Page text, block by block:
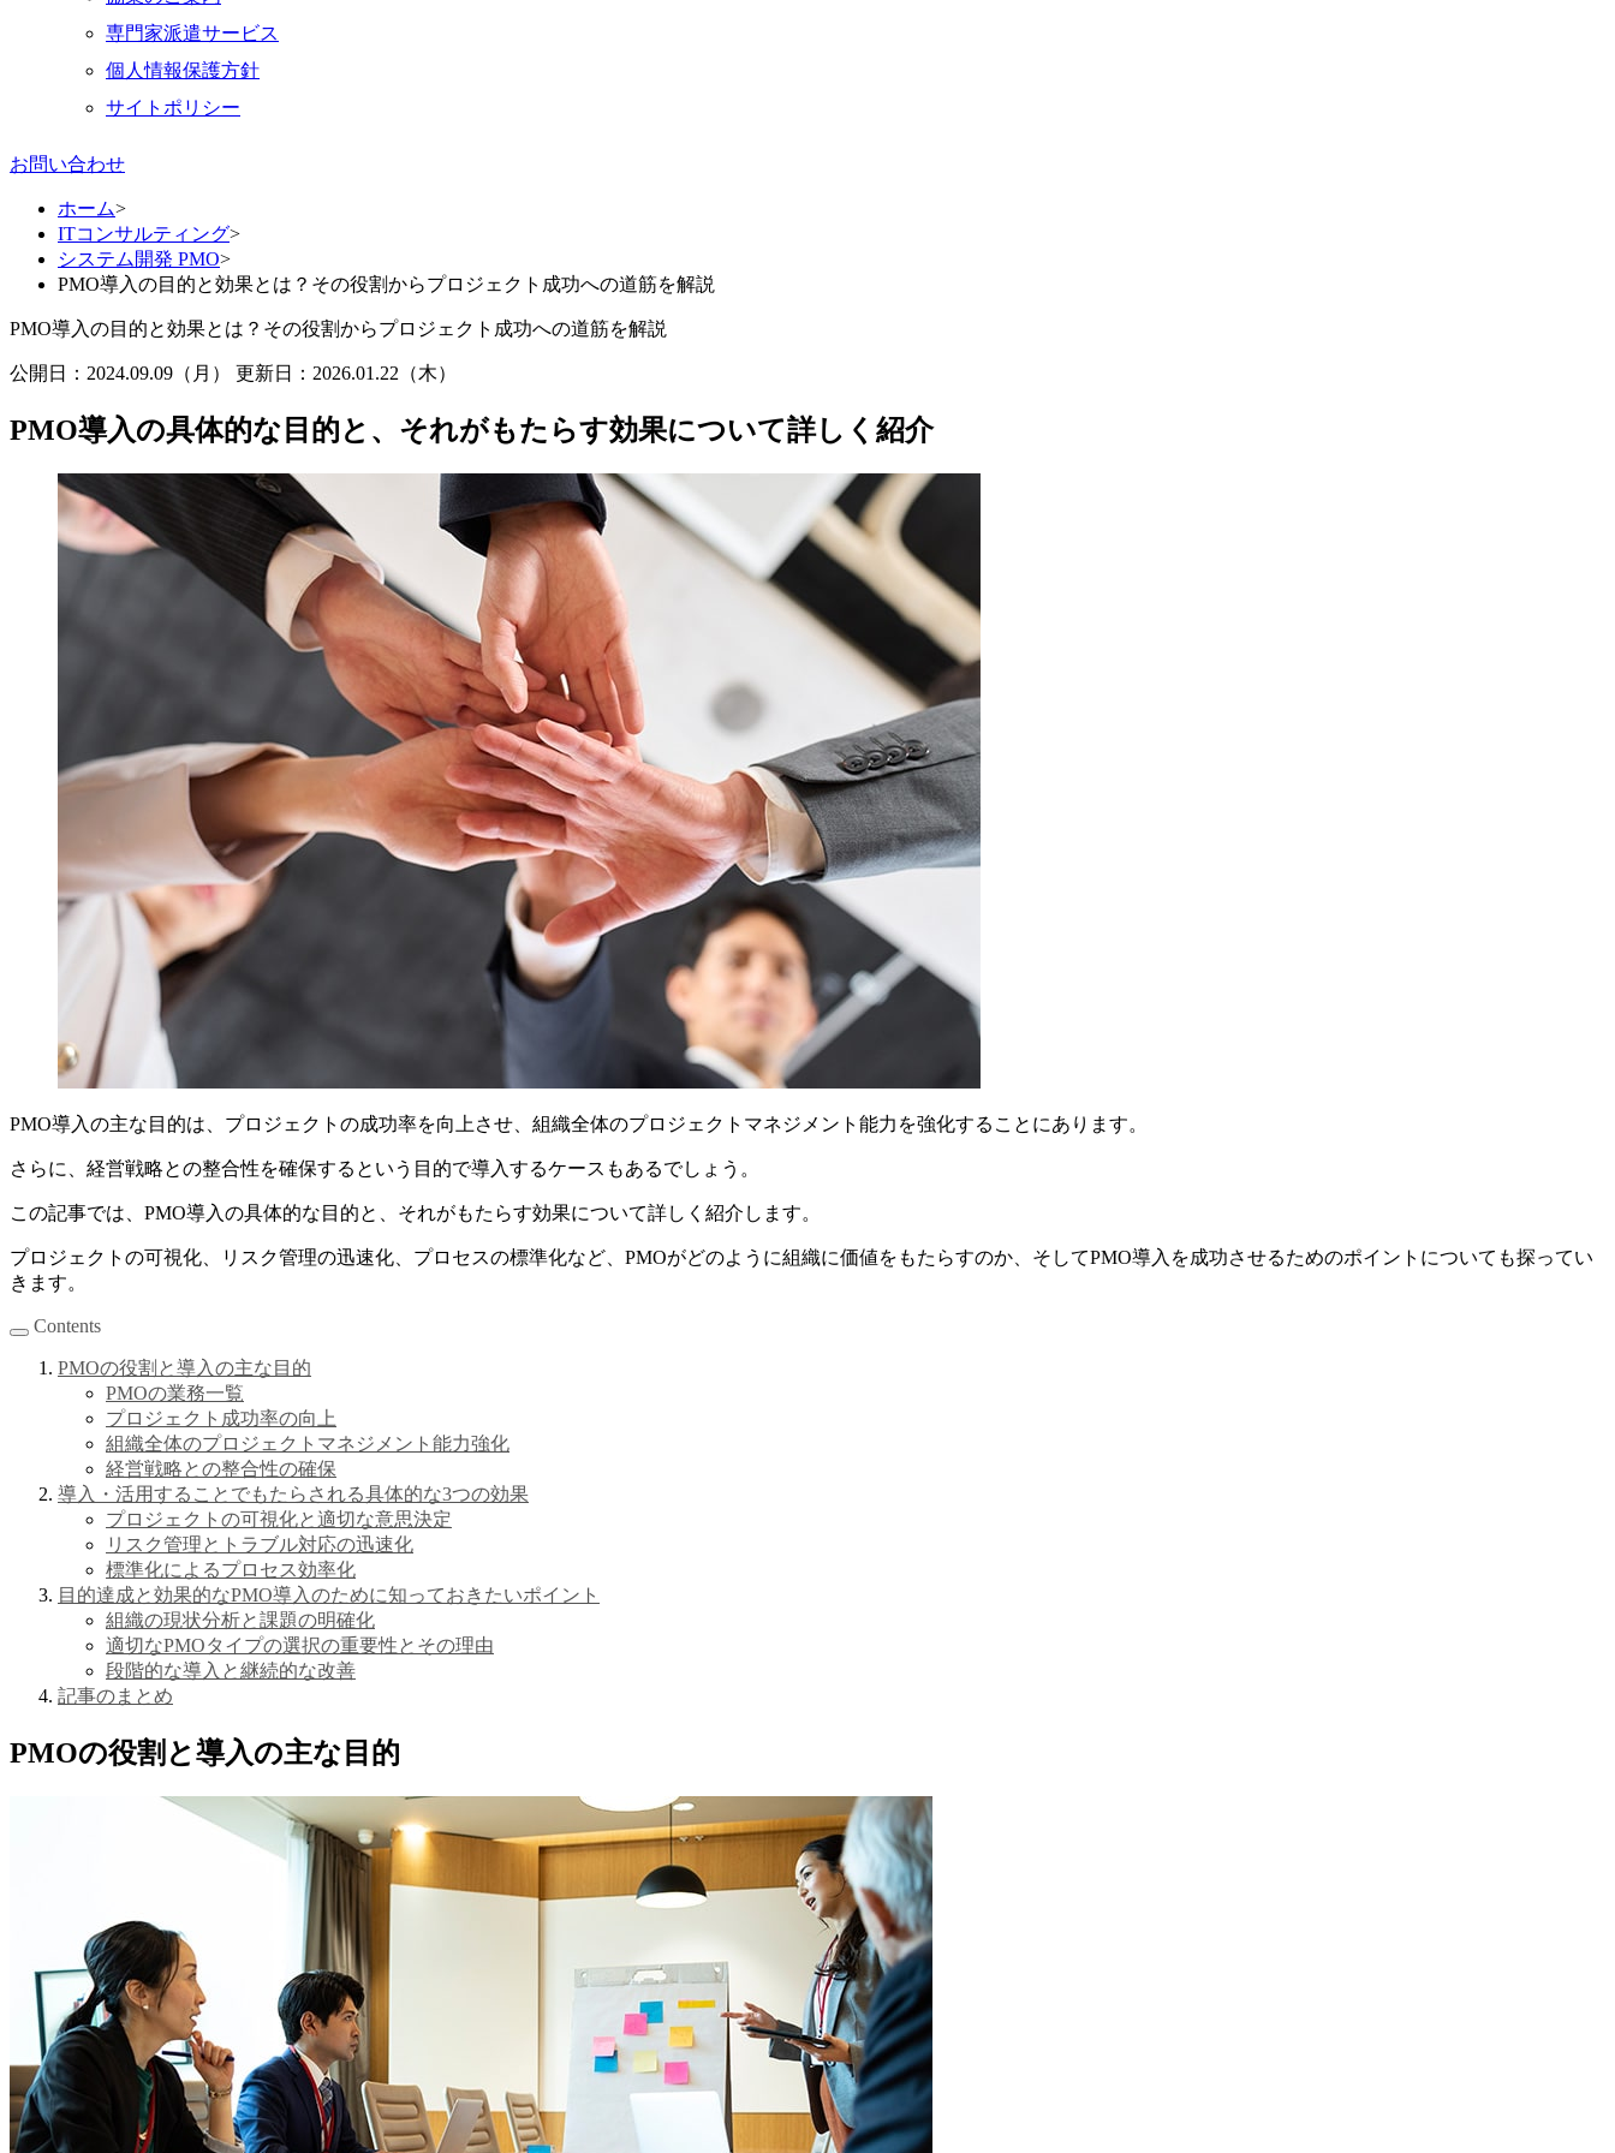
専門家派遣サービス
個人情報保護方針
サイトポリシー
お問い合わせ
ホーム>
ITコンサルティング>
システム開発 PMO>
PMO導入の目的と効果とは？その役割からプロジェクト成功への道筋を解説
PMO導入の目的と効果とは？その役割からプロジェクト成功への道筋を解説
公開日：2024.09.09（月） 更新日： 2026.01.22（木）
PMO導入の具体的な目的と、それがもたらす効果について詳しく紹介
PMO導入の主な目的は、プロジェクトの成功率を向上させ、組織全体のプロジェクトマネジメント能力を強化することにあります。
さらに、経営戦略との整合性を確保するという目的で導入するケースもあるでしょう。
この記事では、PMO導入の具体的な目的と、それがもたらす効果について詳しく紹介します。
プロジェクトの可視化、リスク管理の迅速化、プロセスの標準化など、PMOがどのように組織に価値をもたらすのか、そしてPMO導入を成功させるためのポイントについても探ってい
きます。
Contents
PMOの役割と導入の主な目的
PMOの業務一覧
プロジェクト成功率の向上
組織全体のプロジェクトマネジメント能力強化
経営戦略との整合性の確保
導入・活用することでもたらされる具体的な3つの効果
プロジェクトの可視化と適切な意思決定
リスク管理とトラブル対応の迅速化
標準化によるプロセス効率化
目的達成と効果的なPMO導入のために知っておきたいポイント
組織の現状分析と課題の明確化
適切なPMOタイプの選択の重要性とその理由
段階的な導入と継続的な改善
記事のまとめ
PMOの役割と導入の主な目的